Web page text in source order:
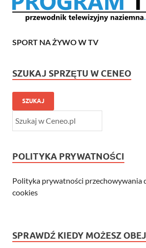
SPORT NA ŻYWO W TV
SZUKAJ SPRZĘTU W CENEO
SZUKAJ
POLITYKA PRYWATNOŚCI
Polityka prywatności przechowywania
cookies
SPRAWDŹ KIEDY MOŻESZ